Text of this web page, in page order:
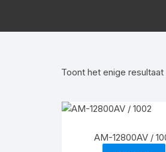
Toont het enige resultaat
AM-12800AV /